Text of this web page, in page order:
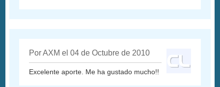
Por AXM el 04 de Octubre de 2010
Excelente aporte. Me ha gustado mucho!!